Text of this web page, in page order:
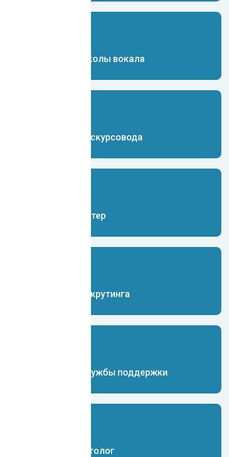
Чат-бот для школы вокала
Чат-бот для экскурсовода
Чат-бот бухгалтер
Чат-бот для рекрутинга
Чат-бот для службы поддержки
Чат-бот маркетолог